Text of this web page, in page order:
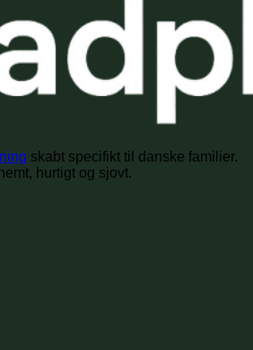
skabt specifikt til danske familier.
hurtigt og sjovt.